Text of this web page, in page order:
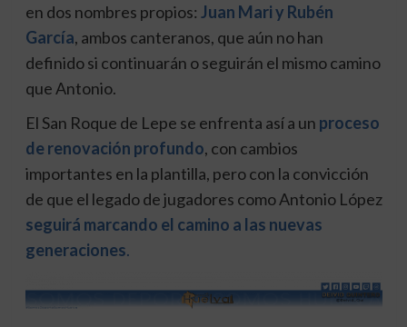
en dos nombres propios: Juan Mari y Rubén
García, ambos canteranos, que aún no han
definido si continuarán o seguirán el mismo camino
que Antonio.
El San Roque de Lepe se enfrenta así a un proceso
de renovación profundo, con cambios
importantes en la plantilla, pero con la convicción
de que el legado de jugadores como Antonio López
seguirá marcando el camino a las nuevas
generaciones.